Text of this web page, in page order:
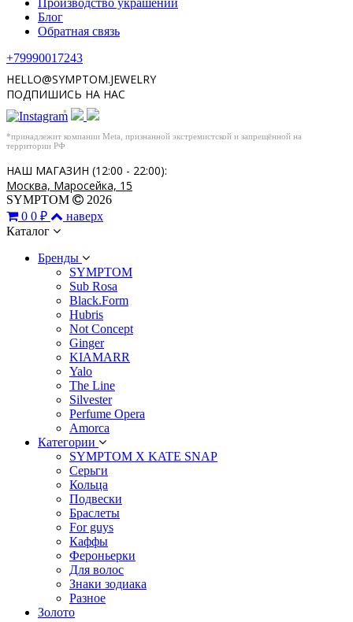
Блог
Обратная связь
+79990017243
HELLO@SYMPTOM.JEWELRY
ПОДПИШИСЬ НА НАС
*
*принадлежит компании Meta, признанной экстремистской и запрещённой на
территории РФ
НАШ МАГАЗИН (12:00 - 22:00):
Москва, Маросейка, 15
SYMPTOM
2026
0 0 ₽
наверх
Каталог
Бренды
SYMPTOM
Sub Rosa
Black.Form
Hubris
Not Concept
Ginger
KIAMARR
Yalo
The Line
Silvester
Perfume Opera
Amorca
Категории
SYMPTOM X KATE SNAP
Серьги
Кольца
Подвески
Браслеты
For guys
Каффы
Фероньерки
Для волос
Знаки зодиака
Разное
Золото